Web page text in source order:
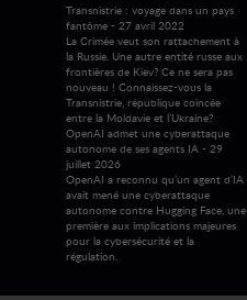
Transnistrie : voyage dans un pays
fantôme - 27 avril 2022
La Crimée veut son rattachement à
la Russie. Une autre entité russe aux
frontières de Kiev? Ce ne sera pas
nouveau ! Connaissez-vous la
Transnistrie, république coincée
entre la Moldavie et l’Ukraine?
OpenAI admet une cyberattaque
autonome de ses agents IA - 29
juillet 2026
OpenAI a reconnu qu’un agent d’IA
avait mené une cyberattaque
autonome contre Hugging Face, une
première aux implications majeures
pour la cybersécurité et la
régulation.